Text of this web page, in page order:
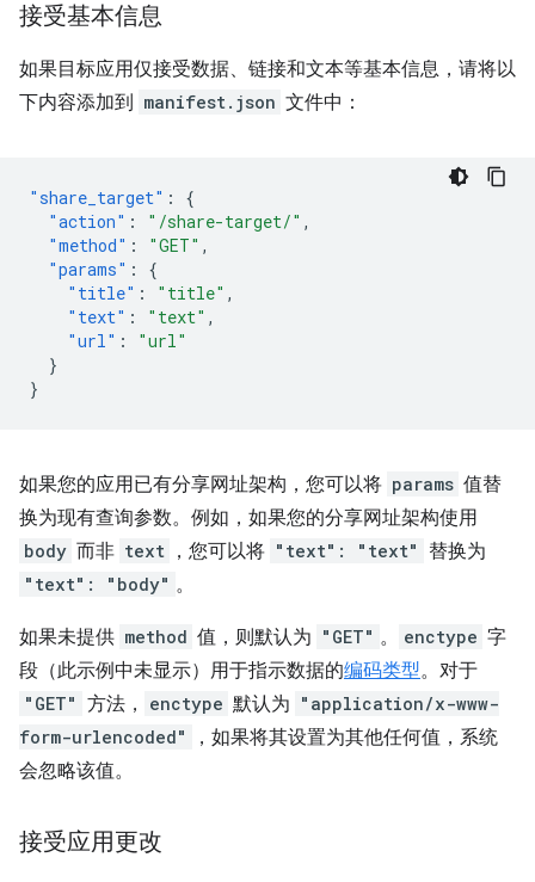
接受基本信息
如果目标应用仅接受数据、链接和文本等基本信息，请将以
下内容添加到 manifest.json 文件中：
"share_target" :
{
"action" : "/share-target/" ,
"method" : "GET" ,
"params" :
{
"title" : "title" ,
"text" : "text" ,
"url" :
"url"
}
}
如果您的应用已有分享网址架构，您可以将 params 值替
换为现有查询参数。例如，如果您的分享网址架构使用
body 而非 text ，您可以将 "text": "text" 替换为
"text": "body" 。
如果未提供 method 值，则默认为 "GET" 。 enctype 字
段（此示例中未显示）用于指示数据的编码类型。对于
"GET" 方法， enctype 默认为 "application/x-www-
form-urlencoded"
，如果将其设置为其他任何值，系统
会忽略该值。
接受应用更改